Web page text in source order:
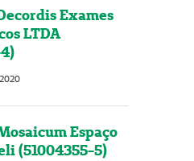
Exames
LTDA
Espaço
(51004355-5)